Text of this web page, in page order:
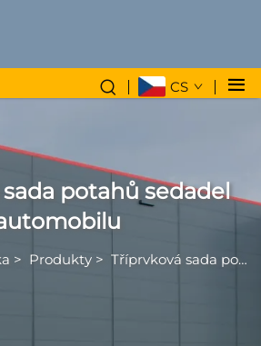
CS
potahů sedadel
> Produkty > Tříprvková sada potahů sedadel automobilu